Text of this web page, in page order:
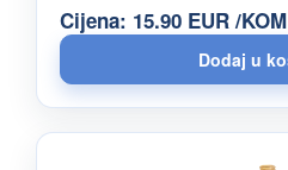
Cijena: 15.90 EUR /KOM